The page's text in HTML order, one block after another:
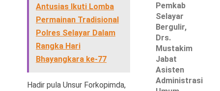
Antusias Ikuti Lomba
Permainan Tradisional
Polres Selayar Dalam
Rangka Hari
Bhayangkara ke-77
Hadir pula Unsur Forkopimda,
Pemkab
Selayar
Bergulir,
Drs.
Mustakim
Jabat
Asisten
Administrasi